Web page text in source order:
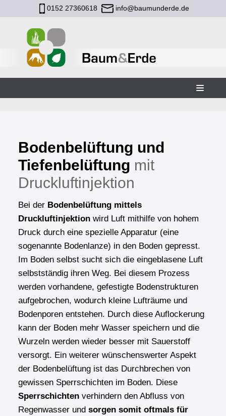
0152 27360618 info@baumunderde.de
Bodenbelüftung und
Tiefenbelüftung mit
Druckluft­in­jektion
Bei der Bodenbelüftung mittels
Druckluftinjektionwird Luft mithilfe von hohem
Druck durch eine spezielle Apparatur (eine
sogenannte Bodenlanze) in den Boden gepresst.
Im Boden selbst sucht sich die eingeblasene Luft
selbstständig ihren Weg. Bei diesem Prozess
werden vorhandene, gefestigte Bodenstrukturen
aufgebrochen, wodurch kleine Lufträume und
Bodenporen entstehen. Durch diese Auflockerung
kann der Boden mehr Wasser speichern und die
Wurzeln werden wieder besser mit Sauerstoff
versorgt. Ein weiterer wünschenswerter Aspekt
der Bodenbelüftung ist das Durchbrechen von
gewissen Sperrschichten im Boden. Diese
Sperrschichtenverhindern den Abfluss von
Regenwasser und sorgen somit oftmals für